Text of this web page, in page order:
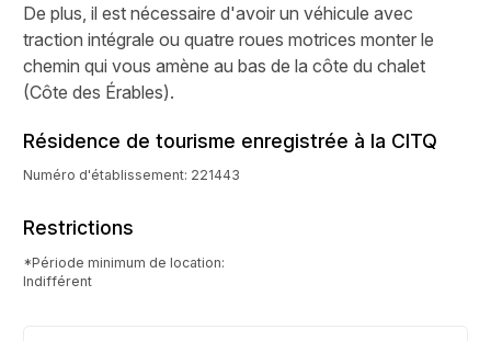
De plus, il est nécessaire d'avoir un véhicule avec
traction intégrale ou quatre roues motrices monter le
chemin qui vous amène au bas de la côte du chalet
(Côte des Érables).
Résidence de tourisme enregistrée à la CITQ
Numéro d'établissement: 221443
Restrictions
*Période minimum de location:
Indifférent